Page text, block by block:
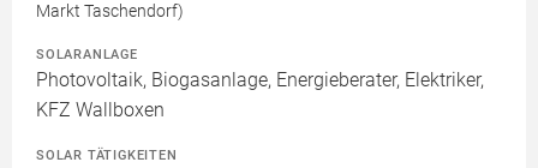
Markt Taschendorf)
SOLARANLAGE
Photovoltaik, Biogasanlage, Energieberater, Elektriker,
KFZ Wallboxen
SOLAR TÄTIGKEITEN